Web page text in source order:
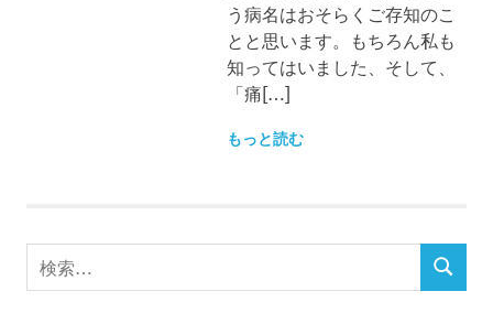
う病名はおそらくご存知のこ
とと思います。もちろん私も
知ってはいました、そして、
「痛[…]
もっと読む
検
索
検
索